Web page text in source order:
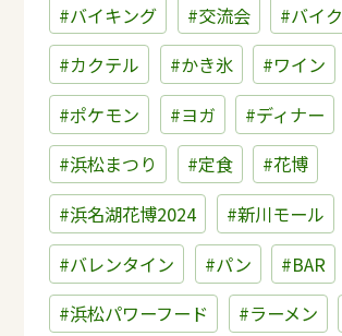
#バイキング
#交流会
#バイク
#カクテル
#かき氷
#ワイン
#ポケモン
#ヨガ
#ディナー
#浜松まつり
#定食
#花博
#浜名湖花博2024
#新川モール
#バレンタイン
#パン
#BAR
#浜松パワーフード
#ラーメン